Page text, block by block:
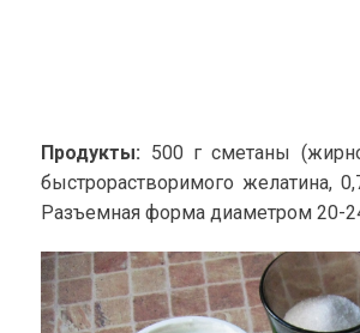
Продукты: 500 г сметаны
быстрорастворимого желатина,
Разъемная форма диаметром 20-